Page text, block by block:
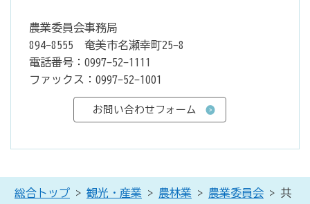
農業委員会事務局
894-8555 奄美市名瀬幸町25-8
電話番号：0997-52-1111
ファックス：0997-52-1001
総合トップ > 観光・産業 > 農林業 > 農業委員会 > 共